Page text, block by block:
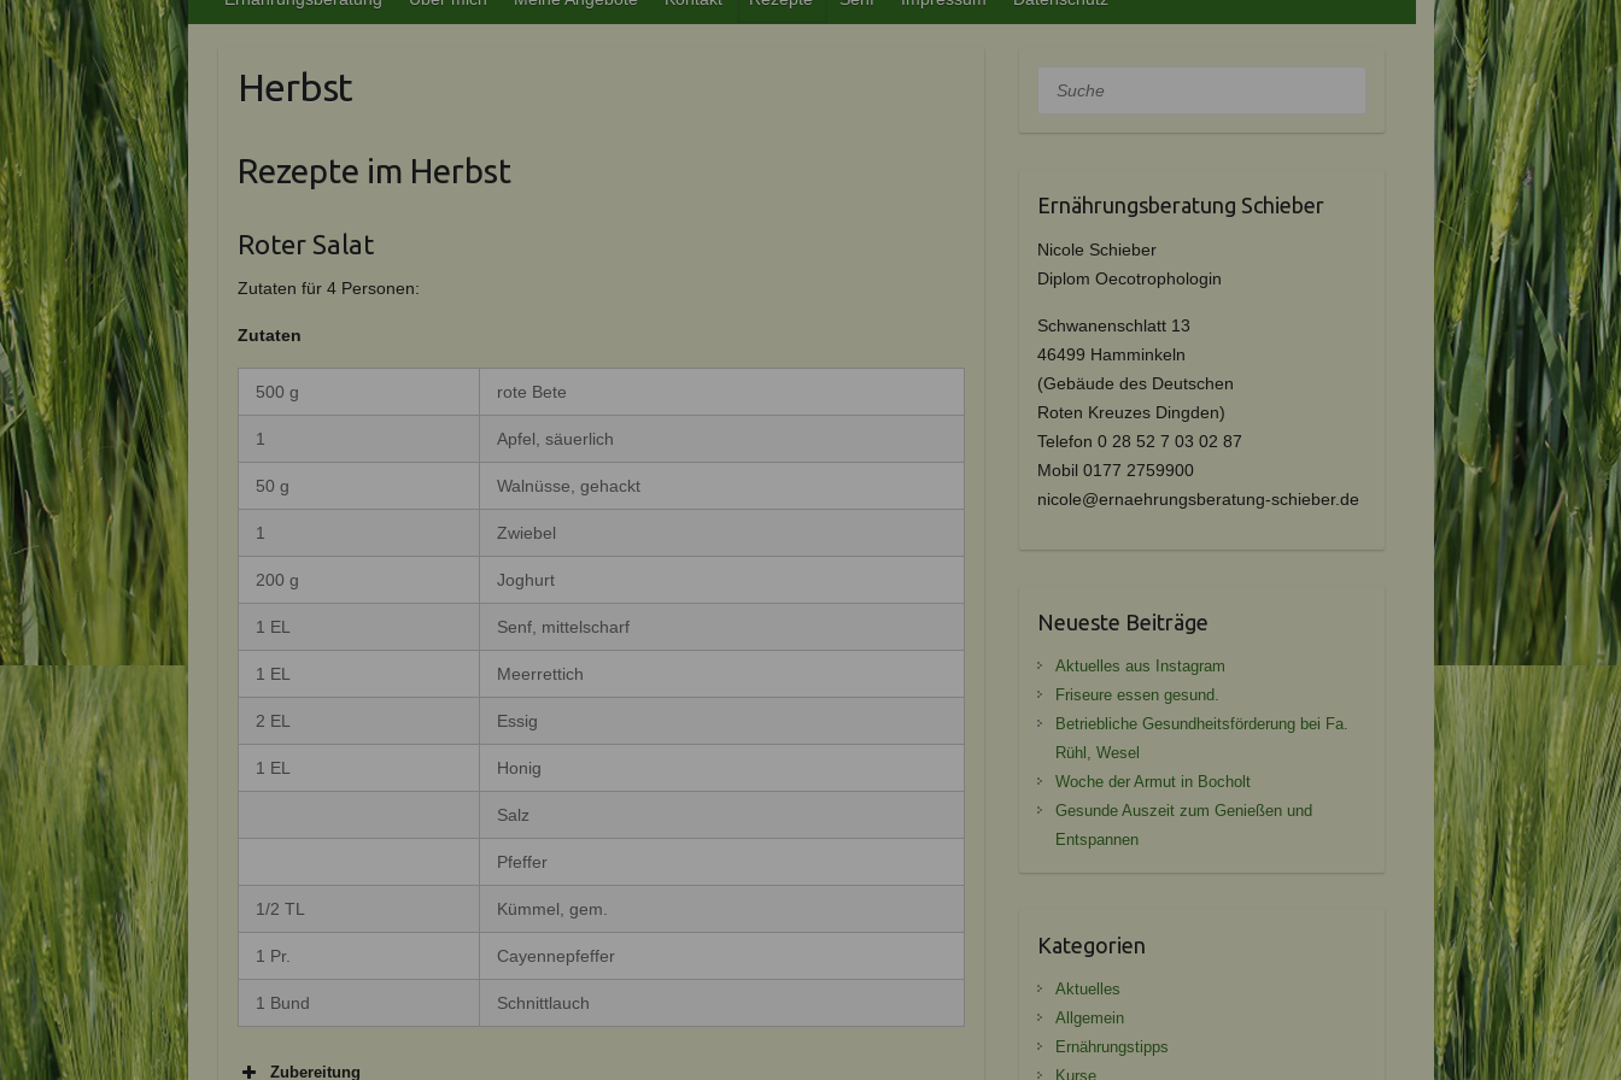
Herbst
Rezepte im Herbst
Roter Salat
Zutaten für 4 Personen:
Zutaten
500 g rote Bete
1 Apfel, säuerlich
50 g Walnüsse, gehackt
1 Zwiebel
200 g Joghurt
1 EL Senf, mittelscharf
1 EL Meerrettich
2 EL Essig
1 EL Honig
Salz
Pfeffer
1/2 TL Kümmel, gem.
1 Pr. Cayennepfeffer
1 Bund Schnittlauch
Zubereitung
Suche
Ernährungsberatung Schieber
Nicole Schieber
Diplom Oecotrophologin
Schwanenschlatt 13
46499 Hamminkeln
(Gebäude des Deutschen
Roten Kreuzes Dingden)
Telefon 0 28 52 7 03 02 87
Mobil 0177 2759900
nicole@ernaehrungsberatung-schieber.de
Neueste Beiträge
Aktuelles aus Instagram
Friseure essen gesund.
Betriebliche Gesundheitsförderung bei Fa.
Rühl, Wesel
Woche der Armut in Bocholt
Gesunde Auszeit zum Genießen und
Entspannen
Kategorien
Aktuelles
Allgemein
Ernährungstipps
Kurse